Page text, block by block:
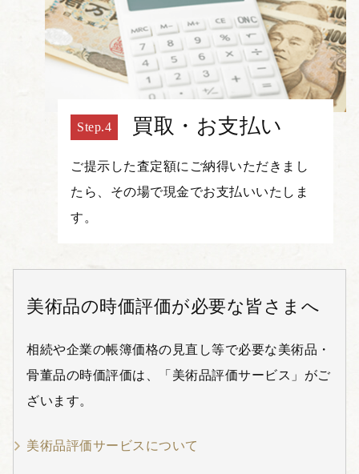
買取・お支払い
ご提示した査定額にご納得いただきまし
たら、その場で現金でお支払いいたしま
す。
美術品の時価評価が必要な皆さまへ
相続や企業の帳簿価格の見直し等で必要な美術品・
骨董品の時価評価は、「美術品評価サービス」がご
ざいます。
美術品評価サービスについて